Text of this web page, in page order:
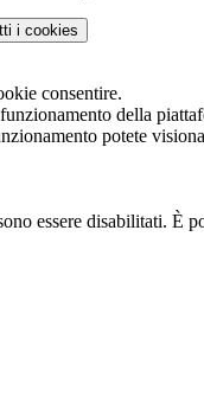
i cookies
consentire.
della
potete
essere disabilitati. È